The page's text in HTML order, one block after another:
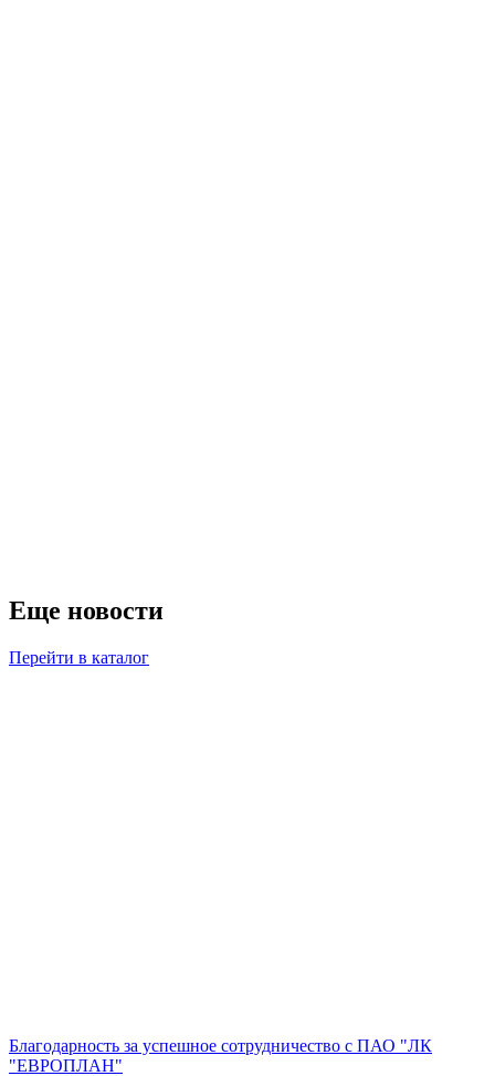
Еще новости
Перейти в каталог
Благодарность за успешное сотрудничество с ПАО "ЛК
"ЕВРОПЛАН"